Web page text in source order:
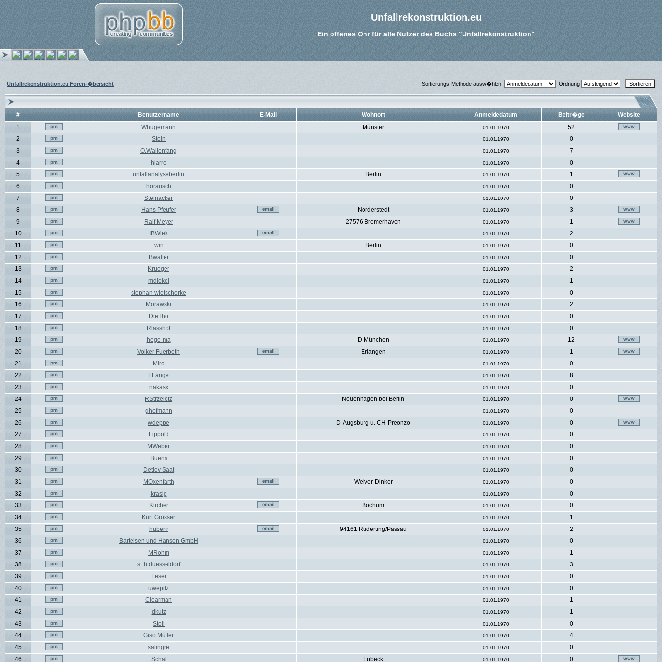
Unfallrekonstruktion.eu
Ein offenes Ohr für alle Nutzer des Buchs "Unfallrekonstruktion"
Unfallrekonstruktion.eu Foren-�bersicht Sortierungs-Methode ausw�hlen: Ordnung
# Benutzername E-Mail Wohnort Anmeldedatum Beitr�ge
Website
1
Whugemann Münster 01.01.1970
52
2
Stein 01.01.1970
0
3
O.Wallenfang 01.01.1970
7
4
hjarre 01.01.1970
0
5
unfallanalyseberlin Berlin 01.01.1970
1
6
horausch 01.01.1970
0
7
Steinacker 01.01.1970
0
8
Hans Pfeufer Norderstedt 01.01.1970
3
9
Ralf Meyer 27576 Bremerhaven 01.01.1970
1
10
IBWiek 01.01.1970
2
11
win Berlin 01.01.1970
0
12
Bwalter 01.01.1970
0
13
Krueger 01.01.1970
2
14
mdiekel 01.01.1970
1
15
stephan wietschorke 01.01.1970
0
16
Morawski 01.01.1970
2
17
DieTho 01.01.1970
0
18
Rlasshof 01.01.1970
0
19
hege-ma D-München 01.01.1970
12
20
Volker Fuerbeth Erlangen 01.01.1970
1
21
Miro 01.01.1970
0
22
FLange 01.01.1970
8
23
nakasx 01.01.1970
0
24
RStrzeletz Neuenhagen bei Berlin 01.01.1970
0
25
ghofmann 01.01.1970
0
26
wdeppe D-Augsburg u. CH-Preonzo 01.01.1970
0
27
Lippold 01.01.1970
0
28
MWeber 01.01.1970
0
29
Buens 01.01.1970
0
30
Detlev Saat 01.01.1970
0
31
MOxenfarth Welver-Dinker 01.01.1970
0
32
krasig 01.01.1970
0
33
Kircher Bochum 01.01.1970
0
34
Kurt Grosser 01.01.1970
1
35
hubertr 94161 Ruderting/Passau 01.01.1970
2
36
Bartelsen und Hansen GmbH 01.01.1970
0
37
MRohm 01.01.1970
1
38
s+b duesseldorf 01.01.1970
3
39
Leser 01.01.1970
0
40
uwepilz 01.01.1970
0
41
Clearman 01.01.1970
1
42
dkutz 01.01.1970
1
43
Stoll 01.01.1970
0
44
Giso Müller 01.01.1970
4
45
salingre 01.01.1970
0
46
Schal Lübeck 01.01.1970 0